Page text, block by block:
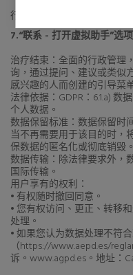
行使您的权利的联系方式：
7.“联系 - 打开虚拟助手”选
治疗结束：全面的行政管理
询，通过提问、建议或类似
感兴趣的人而创建的引导菜
法律依据：GDPR：6.1.a)
个人数据。
数据保留标准：数据保留时
当不再需要用于该目的时，
保数据的匿名化或彻底销毁。
数据传输：除法律要求外，
国际传输。
用户享有的权利：
• 有权随时撤回同意。
• 您有权访问、更正、转移
处理。
• 如果您认为数据处理不符
（https://www.aepd.es/
诉。www.agpd.es。地址：